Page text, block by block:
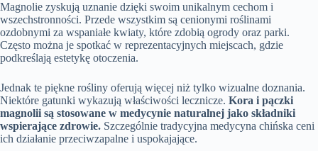
Magnolie zyskują uznanie dzięki swoim unikalnym cechom i
wszechstronności. Przede wszystkim są cenionymi roślinami
ozdobnymi za wspaniałe kwiaty, które zdobią ogrody oraz parki.
Często można je spotkać w reprezentacyjnych miejscach, gdzie
podkreślają estetykę otoczenia.
Jednak te piękne rośliny oferują więcej niż tylko wizualne doznania.
Niektóre gatunki wykazują właściwości lecznicze. Kora i pączki
magnolii są stosowane w medycynie naturalnej jako składniki
wspierające zdrowie. Szczególnie tradycyjna medycyna chińska ceni
ich działanie przeciwzapalne i uspokajające.